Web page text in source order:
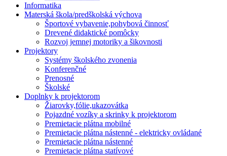
Informatika
Materská škola/predškolská výchova
Športové vybavenie,pohybová činnosť
Drevené didaktické pomôcky
Rozvoj jemnej motoriky a šikovnosti
Projektory
Systémy školského zvonenia
Konferenčné
Prenosné
Školské
Doplnky k projektorom
Žiarovky,fólie,ukazovátka
Pojazdné vozíky a skrinky k projektorom
Premietacie plátna mobilné
Premietacie plátna nástenné - elektricky ovládané
Premietacie plátna nástenné
Premietacie plátna statívové